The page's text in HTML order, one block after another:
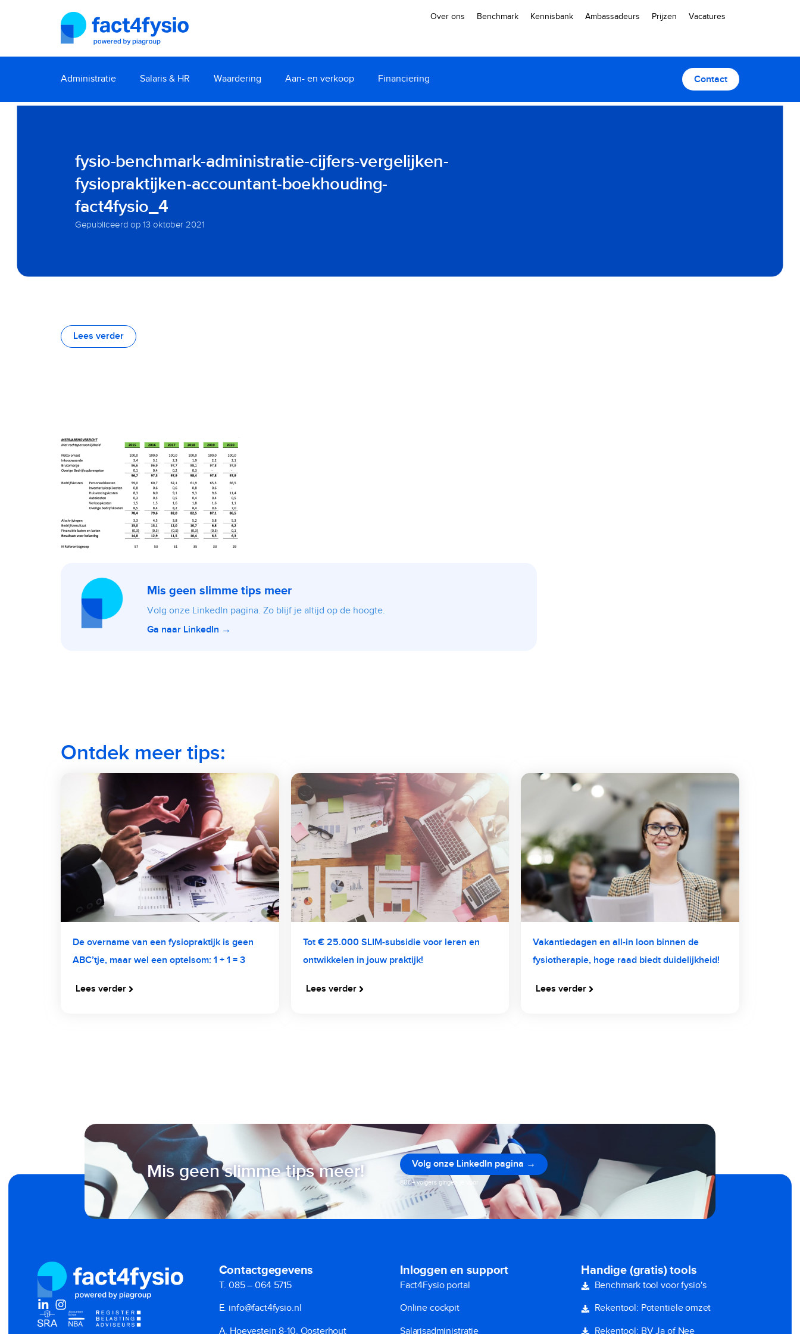
Over ons Benchmark Kennisbank Ambassadeurs Prijzen Vacatures
Administratie Salaris & HR Waardering Aan- en verkoop Financiering Contact
fysio-benchmark-administratie-cijfers-vergelijken-
fysiopraktijken-accountant-boekhouding-
fact4fysio_4
Gepubliceerd op 13 oktober 2021
Lees verder
Mis geen slimme tips meer
Volg onze LinkedIn pagina. Zo blijf je altijd op de hoogte.
Ga naar LinkedIn →
Ontdek meer tips:
De overname van een fysiopraktijk is geen
ABC’tje, maar wel een optelsom: 1 + 1 = 3
Lees verder
Tot € 25.000 SLIM-subsidie voor leren en
ontwikkelen in jouw praktijk!
Lees verder
Vakantiedagen en all-in loon binnen de
fysiotherapie, hoge raad biedt duidelijkheid!
Lees verder
Mis geen slimme tips meer! Volg onze LinkedIn pagina →
800+ volgers gingen je voor
Contactgegevens
T. 085 – 064 5715
E. info@fact4fysio.nl
A. Hoevestein 8-10, Oosterhout
Inloggen en support
Fact4Fysio portal
Online cockpit
Salarisadministratie
Handige (gratis) tools
Benchmark tool voor fysio's
Rekentool: Potentiële omzet
Rekentool: BV Ja of Nee